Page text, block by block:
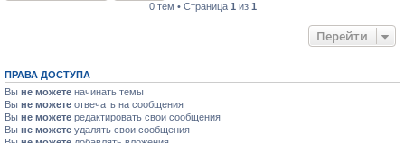
0 тем • Страница 1 из 1
Перейти
ПРАВА ДОСТУПА
Вы не можете начинать темы
Вы не можете отвечать на сообщения
Вы не можете редактировать свои сообщения
Вы не можете удалять свои сообщения